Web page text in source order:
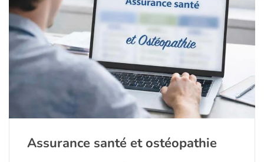
Assurance santé et ostéopathie